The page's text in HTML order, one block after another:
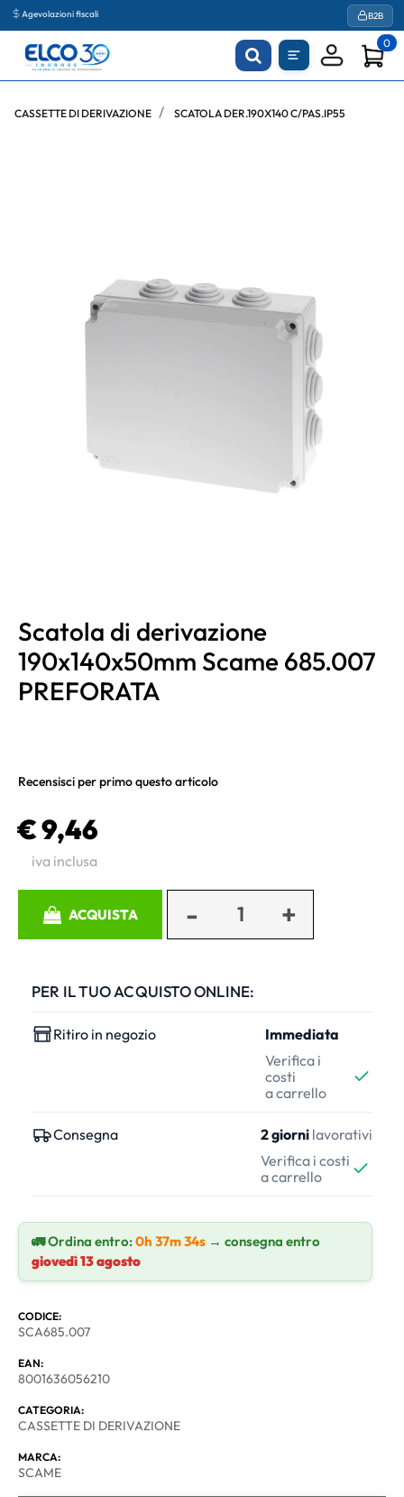
Agevolazioni fiscali B2B
0
CASSETTE DI DERIVAZIONE SCATOLA DER.190X140 C/PAS.IP55
Scatola di derivazione
190x140x50mm Scame 685.007
PREFORATA
Recensisci per primo questo articolo
€ 9,46
iva inclusa
ACQUISTA
PER IL TUO ACQUISTO ONLINE:
Ritiro in negozio
Immediata
Verifica i
costi
a carrello
Consegna 2 giorni lavorativi
Verifica i costi
a carrello
🚛 Ordina entro:0h 37m 33s→ consegna entro
giovedì 13 agosto
CODICE:
SCA685.007
EAN:
8001636056210
CATEGORIA:
CASSETTE DI DERIVAZIONE
MARCA:
SCAME